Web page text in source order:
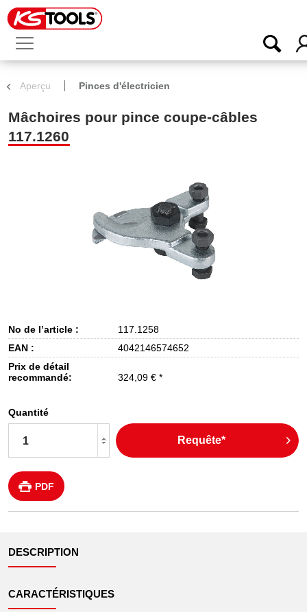
Aperçu Pinces d'électricien
Mâchoires pour pince coupe-câbles
117.1260
No de l’article :
117.1258
EAN :
4042146574652
Prix de détail
recommandé:
324,09 € *
Quantité
Requête*
PDF
DESCRIPTION
CARACTÉRISTIQUES